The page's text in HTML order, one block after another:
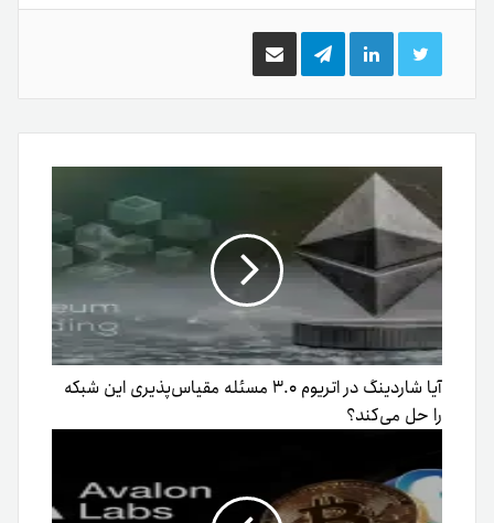
توییتر لینکدینتلگرام اشتراک
گذاری
ایمیل
آیا شاردینگ در اتریوم ۳.۰ مسئله مقیاس‌پذیری این شبکه
را حل می‌کند؟